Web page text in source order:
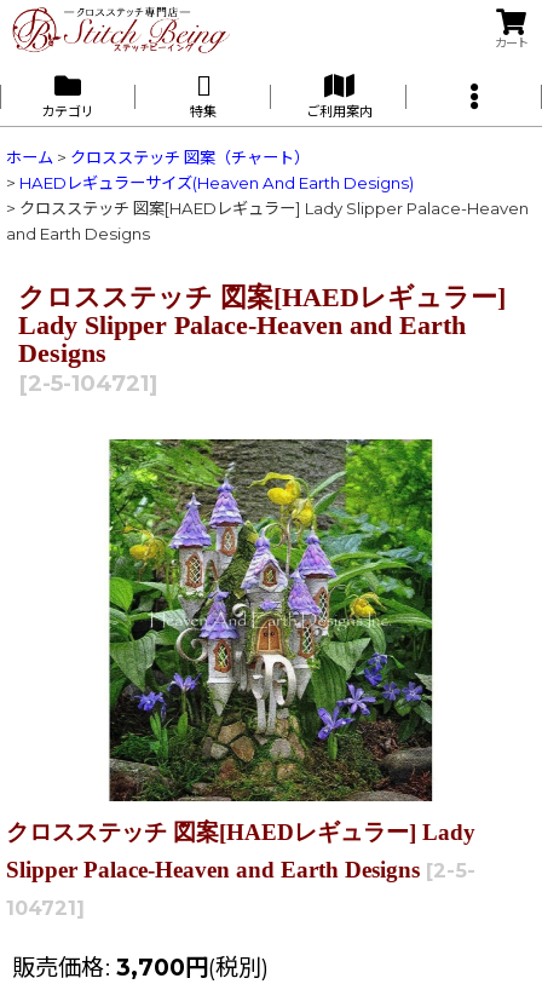
カート
カテゴリ 特集 ご利用案内
ホーム > クロスステッチ 図案（チャート）
> HAEDレギュラーサイズ(Heaven And Earth Designs)
> クロスステッチ 図案[HAEDレギュラー] Lady Slipper Palace-Heaven
and Earth Designs
クロスステッチ 図案[HAEDレギュラー]
Lady Slipper Palace-Heaven and Earth
Designs
[2-5-104721]
クロスステッチ 図案[HAEDレギュラー] Lady
Slipper Palace-Heaven and Earth Designs [2-5-
104721]
販売価格: 3,700 円(税別)